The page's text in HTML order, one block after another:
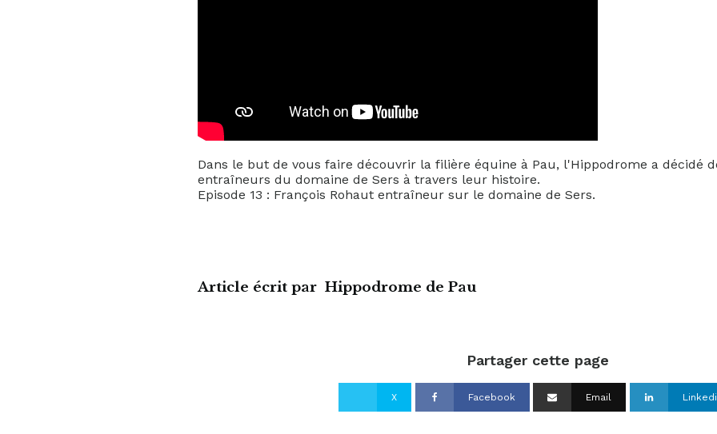
Dans le but de vous faire découvrir la filière équine à Pau, l'Hippodrome a décidé
entraîneurs du domaine de Sers à travers leur histoire.
Episode 13 : François Rohaut entraîneur sur le domaine de Sers.
Article écrit par Hippodrome de Pau
Partager cette page
X Facebook Email